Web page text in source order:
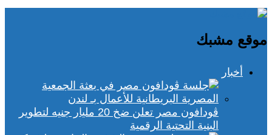
موقع مشبك
أخبار
ڤودافون مصر تعلن ضخ 20 مليار جنيه لتطوير
البنية التحتية الرقمية